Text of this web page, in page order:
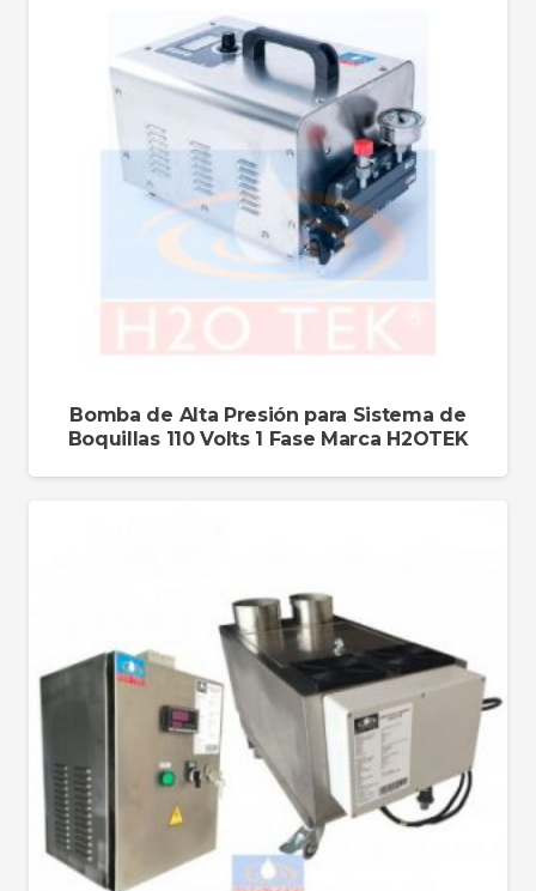
Bomba de Alta Presión para Sistema de
Boquillas 110 Volts 1 Fase Marca H2OTEK